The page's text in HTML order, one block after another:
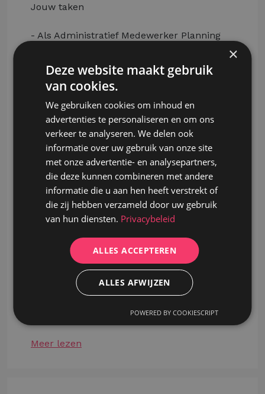
Jouw taken
- Als Administratief Medewerker Planning
ervoor dat onderhouden en herstellingen
vlot worden ingepland en opgevolgd, terwijl
je klanten een uitstekende service biedt.
- Je neemt proactief contact op met klanten
om dossiers op te volgen.
- Je beantwoordt inkomende vragen van
klanten en plant onderhouden en
herstellingen efficiënt in.
- Je stemt dagelijks af met klanten en het
aftersales-team om een vlotte
communicatie te garanderen.
- Je volgt offertes actief op en neemt
vragen te beantwoorden.
- Je signaleert commerciële opportuniteiten
en speelt hier actief op in.
Meer lezen
×
Deze website maakt gebruik
van cookies.
We gebruiken cookies om inhoud en
advertenties te personaliseren en om ons
verkeer te analyseren. We delen ook
informatie over uw gebruik van onze site
met onze advertentie- en analysepartners,
die deze kunnen combineren met andere
informatie die u aan hen heeft verstrekt of
die zij hebben verzameld door uw gebruik
van hun diensten. Privacybeleid
ALLES ACCEPTEREN
ALLES AFWIJZEN
POWERED BY COOKIESCRIPT